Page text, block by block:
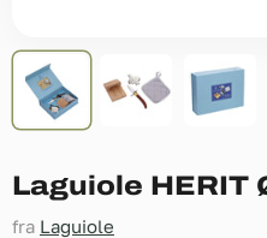
Laguiole
fra Laguiole